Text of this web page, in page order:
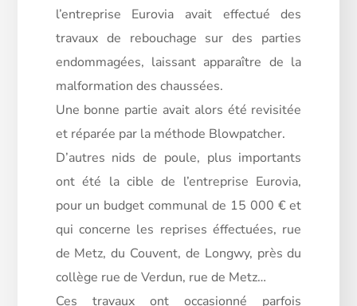
l’entreprise Eurovia avait effectué des
travaux de rebouchage sur des parties
endommagées, laissant apparaître de la
malformation des chaussées.
Une bonne partie avait alors été revisitée
et réparée par la méthode Blowpatcher.
D’autres nids de poule, plus importants
ont été la cible de l’entreprise Eurovia,
pour un budget communal de 15 000 € et
qui concerne les reprises éffectuées, rue
de Metz, du Couvent, de Longwy, près du
collège rue de Verdun, rue de Metz…
Ces travaux ont occasionné parfois